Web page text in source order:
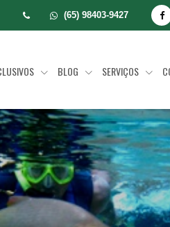
(65) 98403-9427
BLOG SERVIÇOS